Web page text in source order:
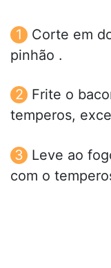
Corte em
pinhão .
Frite o
temperos,
Leve ao
com o